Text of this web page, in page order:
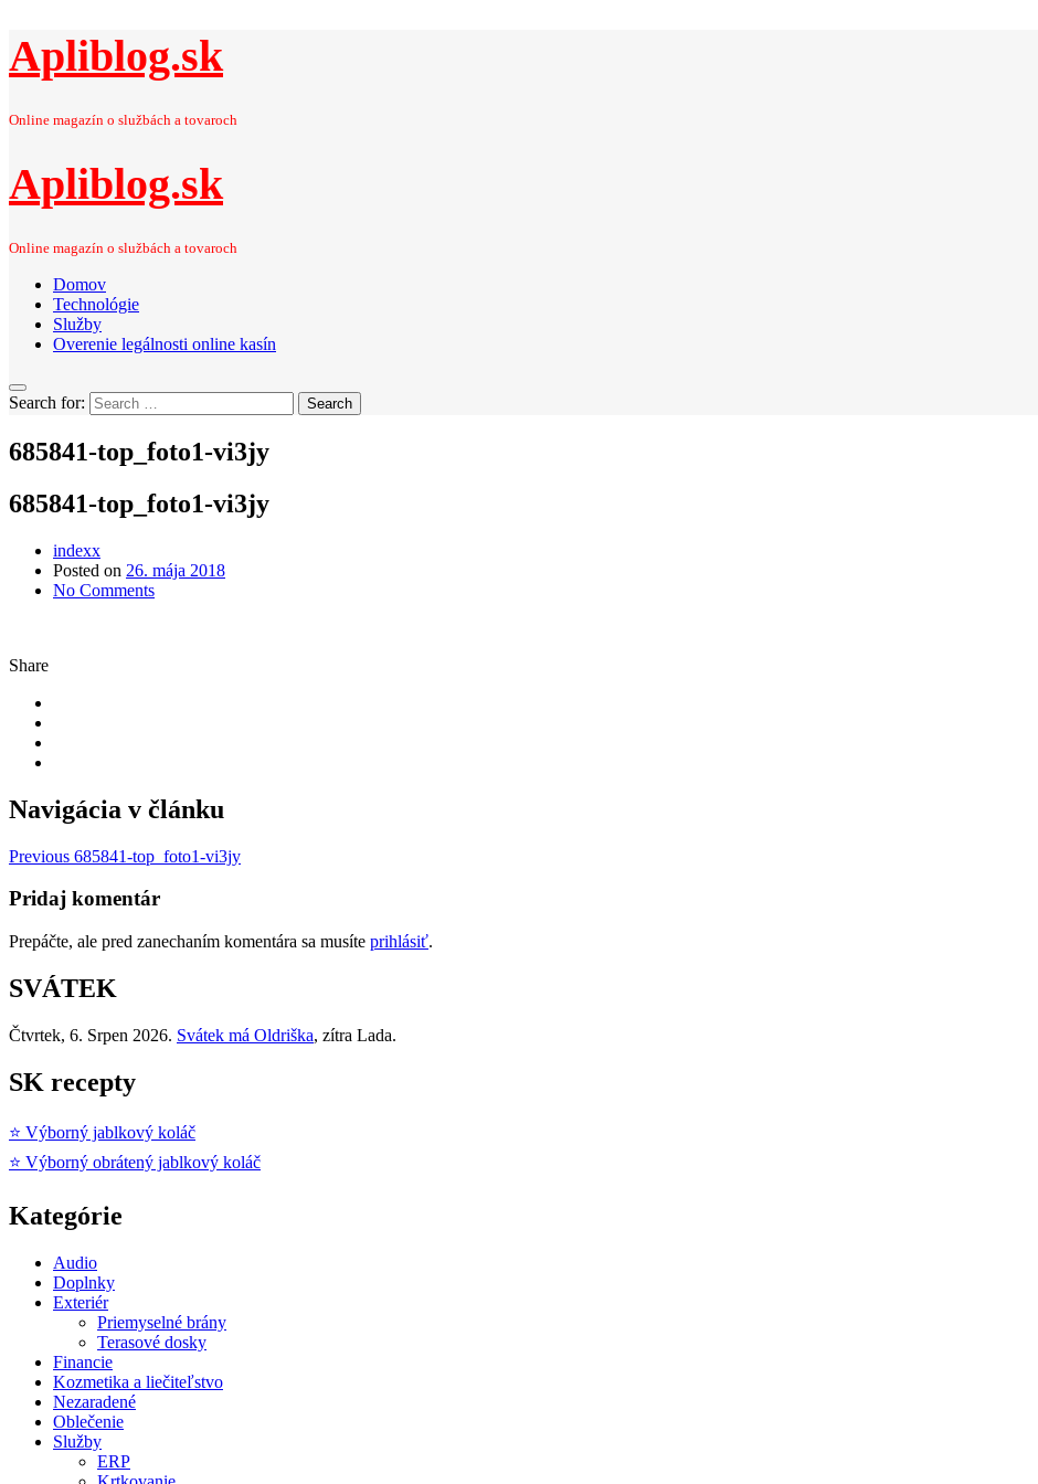
Apliblog.sk
Online magazín o službách a tovaroch
Apliblog.sk
Online magazín o službách a tovaroch
Domov
Technológie
Služby
Overenie legálnosti online kasín
Search for: Search
685841-top_foto1-vi3jy
685841-top_foto1-vi3jy
indexx
Posted on 26. mája 2018
No Comments
Share
Navigácia v článku
Previous 685841-top_foto1-vi3jy
Pridaj komentár
Prepáčte, ale pred zanechaním komentára sa musíte prihlásiť.
SVÁTEK
Čtvrtek, 6. Srpen 2026. Svátek má Oldriška, zítra Lada.
SK recepty
⭐ Výborný jablkový koláč
⭐ Výborný obrátený jablkový koláč
Kategórie
Audio
Doplnky
Exteriér
Priemyselné brány
Terasové dosky
Financie
Kozmetika a liečiteľstvo
Nezaradené
Oblečenie
Služby
ERP